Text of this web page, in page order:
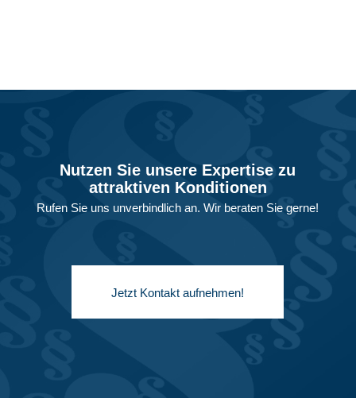
Nutzen Sie unsere Expertise zu
attraktiven Konditionen
Rufen Sie uns unverbindlich an. Wir beraten Sie gerne!
Jetzt Kontakt aufnehmen!